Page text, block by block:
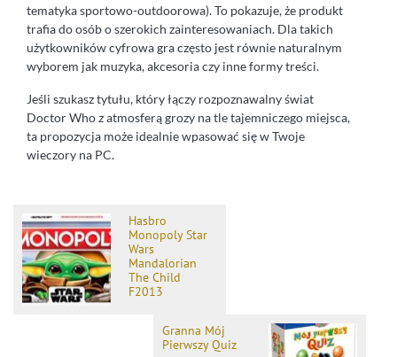
tematyka sportowo-outdoorowa). To pokazuje, że produkt
trafia do osób o szerokich zainteresowaniach. Dla takich
użytkowników cyfrowa gra często jest równie naturalnym
wyborem jak muzyka, akcesoria czy inne formy treści.
Jeśli szukasz tytułu, który łączy rozpoznawalny świat
Doctor Who z atmosferą grozy na tle tajemniczego miejsca,
ta propozycja może idealnie wpasować się w Twoje
wieczory na PC.
Hasbro
Monopoly Star
Wars
Mandalorian
The Child
F2013
Granna Mój
Pierwszy Quiz